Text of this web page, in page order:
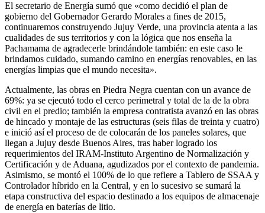
El secretario de Energía sumó que «como decidió el plan de
gobierno del Gobernador Gerardo Morales a fines de 2015,
continuaremos construyendo Jujuy Verde, una provincia atenta a las
cualidades de sus territorios y con la lógica que nos enseña la
Pachamama de agradecerle brindándole también: en este caso le
brindamos cuidado, sumando camino en energías renovables, en las
energías limpias que el mundo necesita».
Actualmente, las obras en Piedra Negra cuentan con un avance de
69%: ya se ejecutó todo el cerco perimetral y total de la de la obra
civil en el predio; también la empresa contratista avanzó en las obras
de hincado y montaje de las estructuras (seis filas de treinta y cuatro)
e inició así el proceso de de colocarán de los paneles solares, que
llegan a Jujuy desde Buenos Aires, tras haber logrado los
requerimientos del IRAM-Instituto Argentino de Normalización y
Certificación y de Aduana, agudizados por el contexto de pandemia.
Asimismo, se montó el 100% de lo que refiere a Tablero de SSAA y
Controlador híbrido en la Central, y en lo sucesivo se sumará la
etapa constructiva del espacio destinado a los equipos de almacenaje
de energía en baterías de litio.